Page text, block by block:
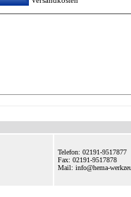
Telefon: 02191-9517877
Fax: 02191-9517878
Mail: info@hema-